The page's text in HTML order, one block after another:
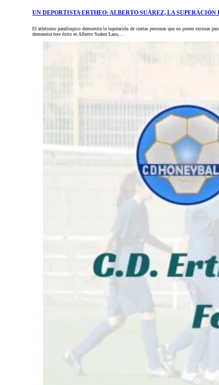
UN DEPORTISTA ERTHEO: ALBERTO SUÁREZ, LA
El atletismo paralímpico demuestra la superación de ciertas personas que no ponen excusas
demuestra este éxito es Alberto Suárez Laso,…